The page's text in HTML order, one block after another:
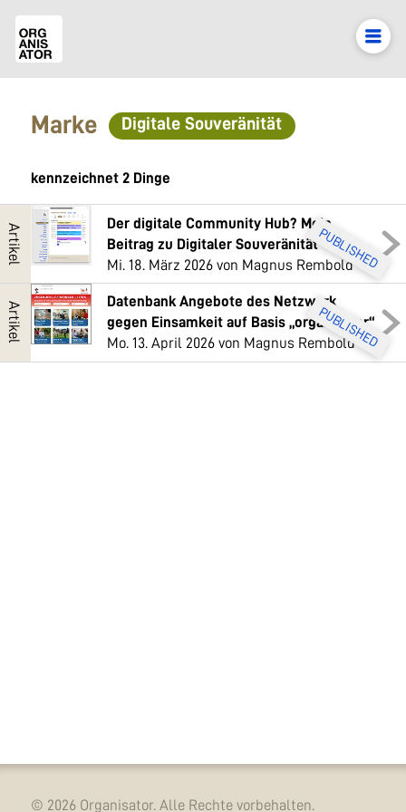
Marke Digitale Souveränität
kennzeichnet 2 Dinge
PUBLISHED
Artikel
Der digitale Community Hub? Mein
Beitrag zu Digitaler Souveränität
Mi. 18. März 2026 von Magnus Rembold
PUBLISHED
Artikel
Datenbank Angebote des Netzwerk
gegen Einsamkeit auf Basis „organisator“
Mo. 13. April 2026 von Magnus Rembold
© 2026 Organisator. Alle Rechte vorbehalten.